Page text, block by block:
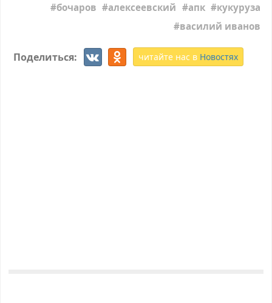
бочаров алексеевский апк
кукуруза
василий иванов
Поделиться: читайте нас в Новостях